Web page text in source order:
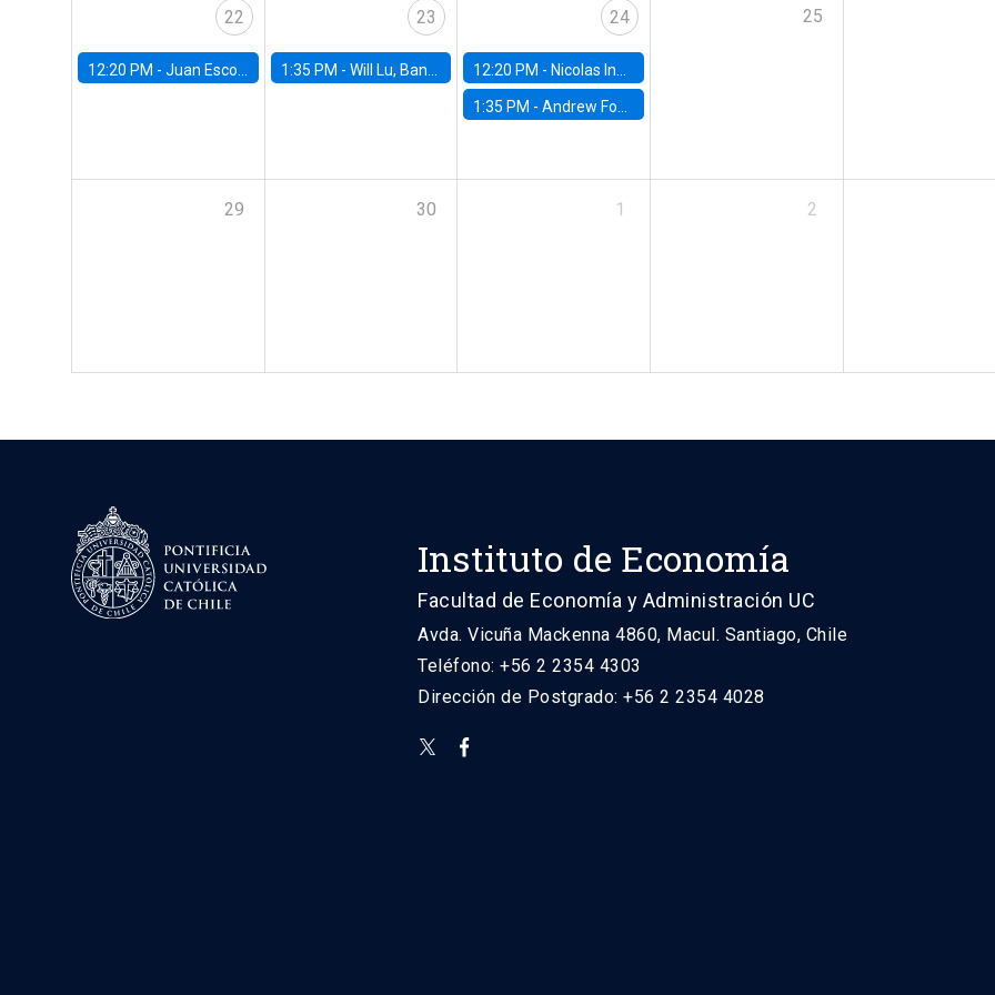
22
12:20 PM - Juan Escobar, Universidad de Chile
23
1:35 PM - Will Lu, Banco Central de Chile
24
12:20 PM - Nicolas Inostroza, Rotman School of Management, University of Toronto
1:35 PM -Andrew Foster, Brown University
25
29 30 1 2
Instituto de Economía
Facultad de Economía y Administración UC
Avda. Vicuña Mackenna 4860, Macul. Santiago, Chile
Teléfono: +56 2 2354 4303
Dirección de Postgrado: +56 2 2354 4028